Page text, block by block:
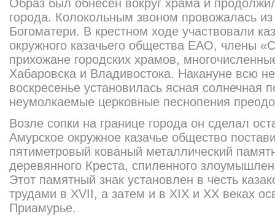
Образ был обнесен вокруг храма и
города. Колокольным звоном провожалась
Богоматери. В крестном ходе участвовали
окружного казачьего общества ЕАО, члены
прихожане городских храмов,
Хабаровска и Владивостока. Накануне всю
воскресенье установилась ясная солнечная
неумолкаемые церковные песнопения
Возле сопки на границе города он сделал
Амурское окружное казачье общество
пятиметровый кованый металлический
деревянного Креста, спиленного
Этот памятный знак установлен в честь
трудами в XVII, а затем и в XIX и XX веках
Приамурье.